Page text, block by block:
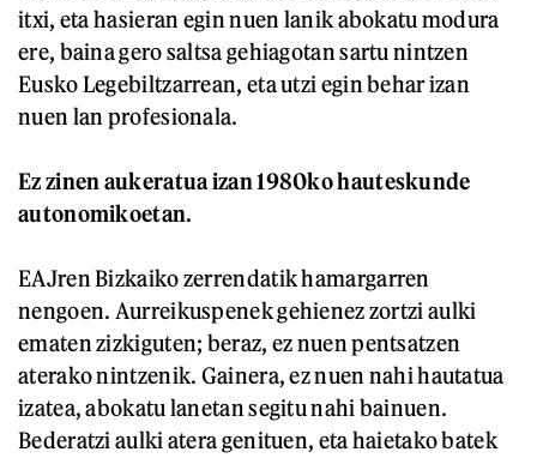
itxi, eta hasieran egin nuen lanik abokatu modura
ere, baina gero saltsa gehiagotan sartu nintzen
Eusko Legebiltzarrean, eta utzi egin behar izan
nuen lan profesionala.
Ez zinen aukeratua izan 1980ko hauteskunde
autonomikoetan.
EAJren Bizkaiko zerrendatik hamargarren
nengoen. Aurreikuspenek gehienez zortzi aulki
ematen zizkiguten; beraz, ez nuen pentsatzen
aterako nintzenik. Gainera, ez nuen nahi hautatua
izatea, abokatu lanetan segitu nahi bainuen.
Bederatzi aulki atera genituen, eta haietako batek